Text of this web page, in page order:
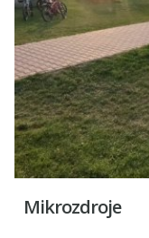
Mikrozdroje